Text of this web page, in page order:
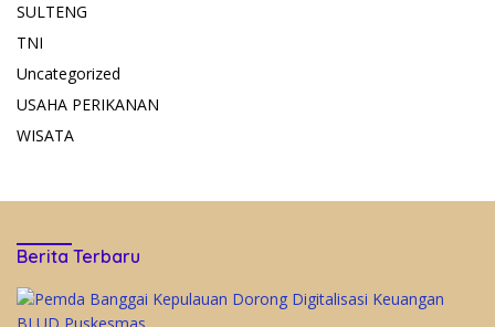
SULTENG
TNI
Uncategorized
USAHA PERIKANAN
WISATA
Berita Terbaru